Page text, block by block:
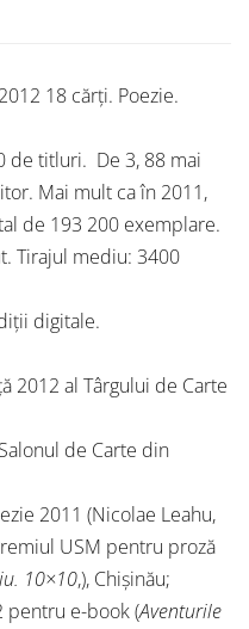
18 cărți. Poezie.
de titluri. De 3, 88 mai
Mai mult ca în 2011,
de 193 200 exemplare.
Tirajul mediu: 3400
digitale.
2012 al Târgului de Carte
de Carte din
2011 (Nicolae Leahu,
USM pentru proză
10×10,), Chișinău;
pentru e-book (Aventurile